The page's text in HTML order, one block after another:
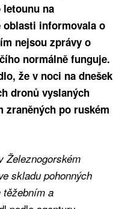
letounu na
informovala o
nejsou zprávy o
normálně funguje.
že v noci na dnešek
dronů vyslaných
zraněných po ruském
Železnogorském
skladu pohonných
a